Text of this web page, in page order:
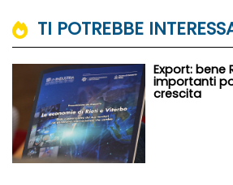
TI POTREBBE
Export: bene
importanti
crescita